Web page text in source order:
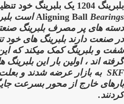
Aligning Ball Bearings است بلبرینگ های خود تنظیم
دسته های پر مصرف بلبرینگ
در صنعت دارندبلبرینگ های خود
شفت و بلبرینگ کمک میکند که این
گرفته اند ،اولین بار این
SKF به بازار عرضه شدند و
بارهای خارج از محور بسرعت
کردنند.